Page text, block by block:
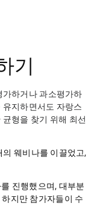
기
가하거나 과소평가하
지하면서도 자랑스
형을 찾기 위해 최선
의 웨비나를 이끌었고,
진행했으며, 대부분
지만 참가자들이 수